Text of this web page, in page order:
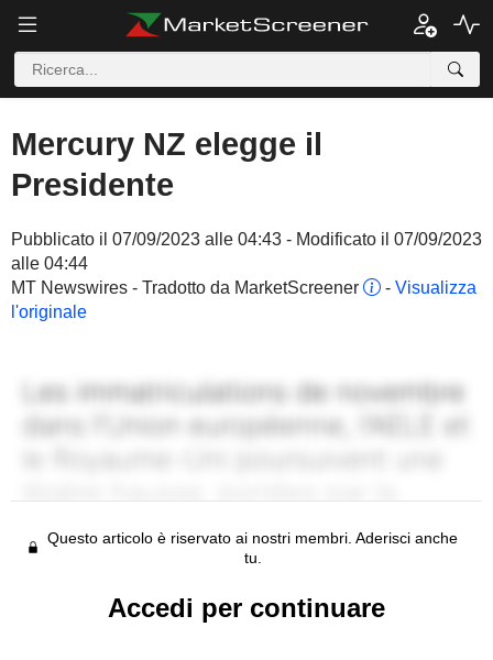
Mercury NZ elegge il
Presidente
Pubblicato il 07/09/2023 alle 04:43 - Modificato il 07/09/2023
alle 04:44
MT Newswires - Tradotto da MarketScreener
- Visualizza
l'originale
Questo articolo è riservato ai nostri membri. Aderisci anche
tu.
Accedi per continuare